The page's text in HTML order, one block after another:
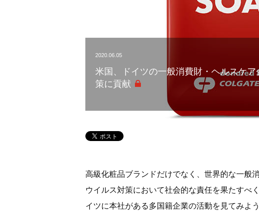
2020.06.05
米国、ドイツの一般消費財・ヘルスケ
策に貢献
高級化粧品ブランドだけでなく、世界的な一般
ウイルス対策において社会的な責任を果たすべ
イツに本社がある多国籍企業の活動を見てみよ